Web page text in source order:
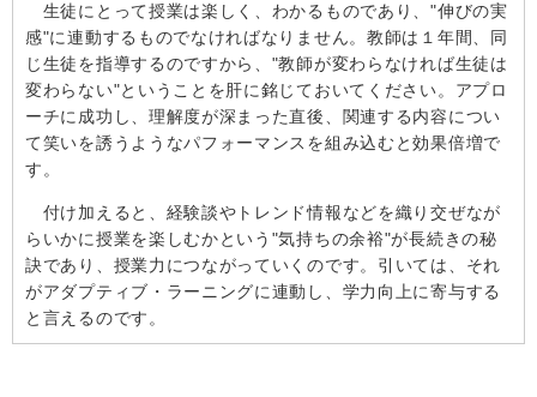
生徒にとって授業は楽しく、わかるものであり、"伸びの実
感"に連動するものでなければなりません。教師は１年間、同
じ生徒を指導するのですから、"教師が変わらなければ生徒は
変わらない"ということを肝に銘じておいてください。アプロ
ーチに成功し、理解度が深まった直後、関連する内容につい
て笑いを誘うようなパフォーマンスを組み込むと効果倍増で
す。
付け加えると、経験談やトレンド情報などを織り交ぜなが
らいかに授業を楽しむかという"気持ちの余裕"が長続きの秘
訣であり、授業力につながっていくのです。引いては、それ
がアダプティブ・ラーニングに連動し、学力向上に寄与する
と言えるのです。